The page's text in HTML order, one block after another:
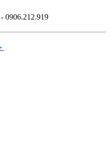
0906.212.919